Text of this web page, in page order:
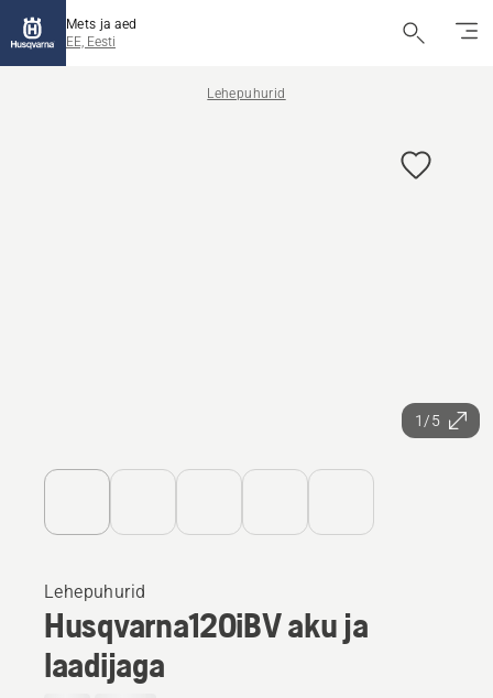
Mets ja aed
EE, Eesti
Lehepuhurid
1/5
Lehepuhurid
Husqvarna120iBV aku ja
laadijaga